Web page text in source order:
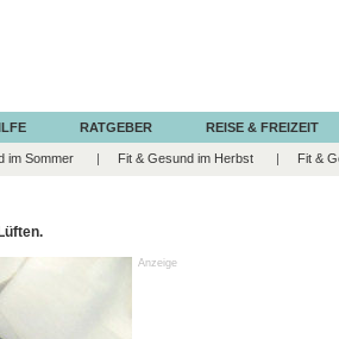
RATGEBER REISE & FREIZEIT
im Sommer Fit & Gesund im Herbst Fit &
Anzeige